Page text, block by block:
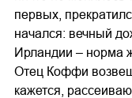
первых,
начался: вечный
Ирландии – норма
Отец Коффи
кажется,